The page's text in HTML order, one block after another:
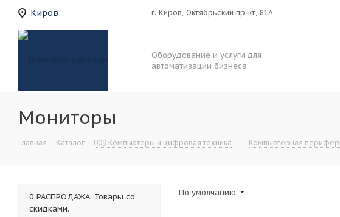
Киров г. Киров, Октябрьский пр-кт, 81А
Оборудование и услуги для
автоматизации бизнеса
Мониторы
Главная - Каталог - 009 Компьютеры и цифровая техника - Компьютерная
По умолчанию
0 РАСПРОДАЖА. Товары со
скидками.